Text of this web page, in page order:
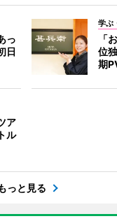
っ
日
学ぶ
「
位
期
ア
ル
っと見る